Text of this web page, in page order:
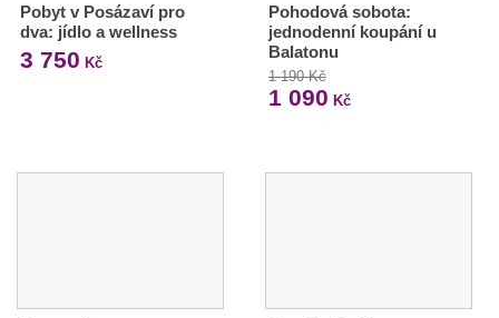
Pobyt v Posázaví pro
dva: jídlo a wellness
3 750 Kč
Pohodová sobota:
jednodenní koupání u
Balatonu
1 190 Kč
1 090 Kč